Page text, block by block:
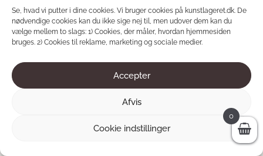
Se, hvad vi putter i dine cookies. Vi bruger cookies på kunstlageret.dk. De
nødvendige cookies kan du ikke sige nej til, men udover dem kan du
vælge mellem to slags: 1) Cookies, der måler, hvordan hjemmesiden
bruges. 2) Cookies til reklame, marketing og sociale medier.
Accepter
Afvis
Cookie indstillinger
2012 - 2026 © Konstlagret. All rights reserved.
0